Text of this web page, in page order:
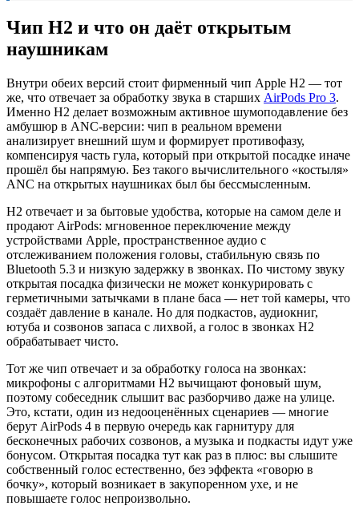
Чип H2 и что он даёт открытым
наушникам
Внутри обеих версий стоит фирменный чип Apple H2 — тот
же, что отвечает за обработку звука в старших AirPods Pro 3.
Именно H2 делает возможным активное шумоподавление без
амбушюр в ANC-версии: чип в реальном времени
анализирует внешний шум и формирует противофазу,
компенсируя часть гула, который при открытой посадке иначе
прошёл бы напрямую. Без такого вычислительного «костыля»
ANC на открытых наушниках был бы бессмысленным.
H2 отвечает и за бытовые удобства, которые на самом деле и
продают AirPods: мгновенное переключение между
устройствами Apple, пространственное аудио с
отслеживанием положения головы, стабильную связь по
Bluetooth 5.3 и низкую задержку в звонках. По чистому звуку
открытая посадка физически не может конкурировать с
герметичными затычками в плане баса — нет той камеры, что
создаёт давление в канале. Но для подкастов, аудиокниг,
ютуба и созвонов запаса с лихвой, а голос в звонках H2
обрабатывает чисто.
Тот же чип отвечает и за обработку голоса на звонках:
микрофоны с алгоритмами H2 вычищают фоновый шум,
поэтому собеседник слышит вас разборчиво даже на улице.
Это, кстати, один из недооценённых сценариев — многие
берут AirPods 4 в первую очередь как гарнитуру для
бесконечных рабочих созвонов, а музыка и подкасты идут уже
бонусом. Открытая посадка тут как раз в плюс: вы слышите
собственный голос естественно, без эффекта «говорю в
бочку», который возникает в закупоренном ухе, и не
повышаете голос непроизвольно.